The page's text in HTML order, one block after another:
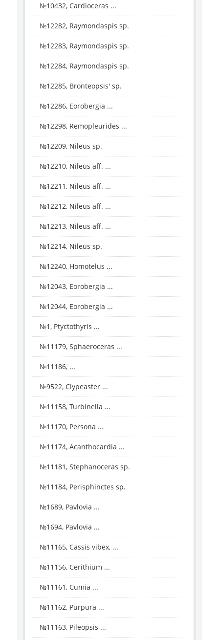
№10432, Cardioceras ...
№12282, Raymondaspis sp.
№12283, Raymondaspis sp.
№12284, Raymondaspis sp.
№12285, Bronteopsis' sp.
№12286, Eorobergia ...
№12298, Remopleurides ...
№12209, Nileus sp.
№12210, Nileus aff. ...
№12211, Nileus aff. ...
№12212, Nileus aff. ...
№12213, Nileus aff. ...
№12214, Nileus sp.
№12240, Homotelus ...
№12043, Eorobergia ...
№12044, Eorobergia ...
№1, Ptyctothyris ...
№11179, Sphaeroceras ...
№11186, ...
№9522, Clypeaster ...
№11158, Turbinella ...
№11170, Persona ...
№11174, Acanthocardia ...
№11181, Stephanoceras sp.
№11184, Perisphinctes sp.
№1689, Pavlovia ...
№1694, Pavlovia ...
№11165, Cassis vibex, ...
№11156, Cerithium ...
№11161, Cumia ...
№11162, Purpura ...
№11163, Pileopsis ...